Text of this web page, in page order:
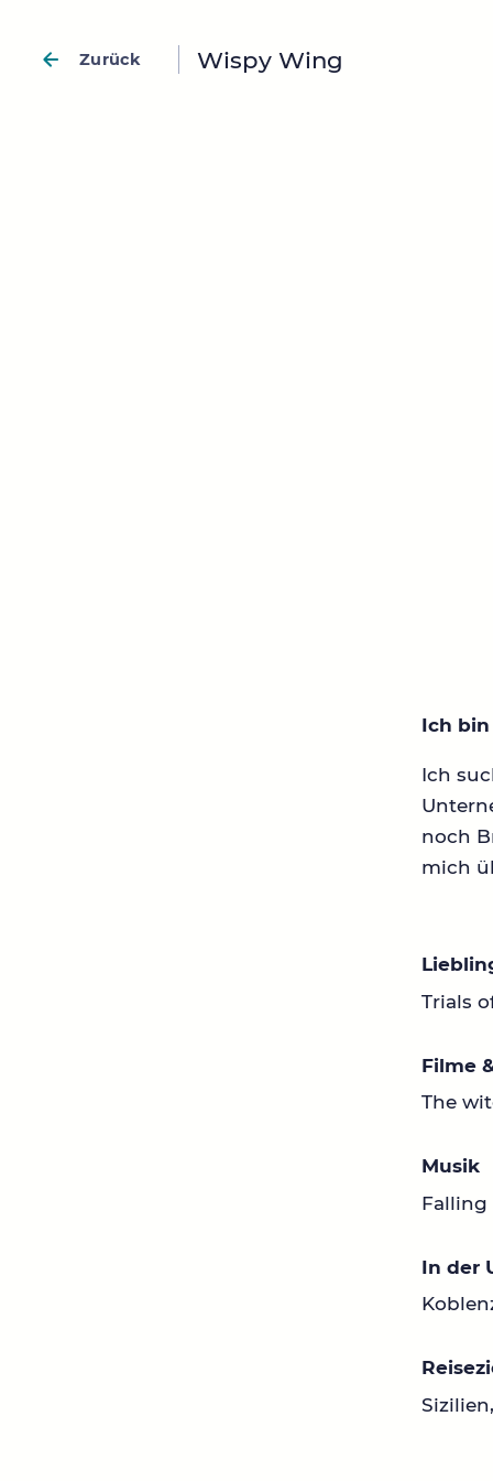
Zurück Wispy Wing
Ich bin
Ich
noch
mich
Trials
Filme
The
Musik
Falling
In der